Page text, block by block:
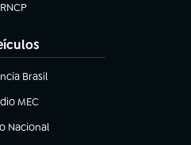
RNCP
(abre em nova aba)
Brasil
em nova aba)
MEC
em nova aba)
Nacional